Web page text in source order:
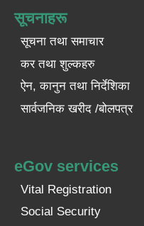
सूचनाहरू
सूचना तथा समाचार
कर तथा शुल्कहरु
ऐन, कानुन तथा निर्देशिका
सार्वजनिक खरीद /बोलपत्र
eGov services
Vital Registration
Social Security